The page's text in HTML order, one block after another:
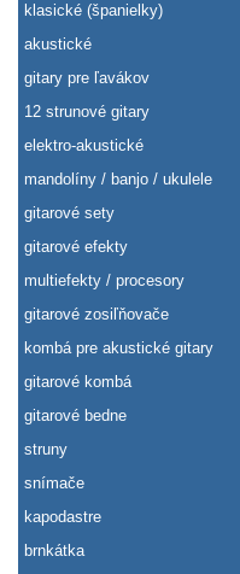
klasické (španielky)
akustické
gitary pre ľavákov
12 strunové gitary
elektro-akustické
mandolíny / banjo / ukulele
gitarové sety
gitarové efekty
multiefekty / procesory
gitarové zosiľňovače
kombá pre akustické gitary
gitarové kombá
gitarové bedne
struny
snímače
kapodastre
brnkátka